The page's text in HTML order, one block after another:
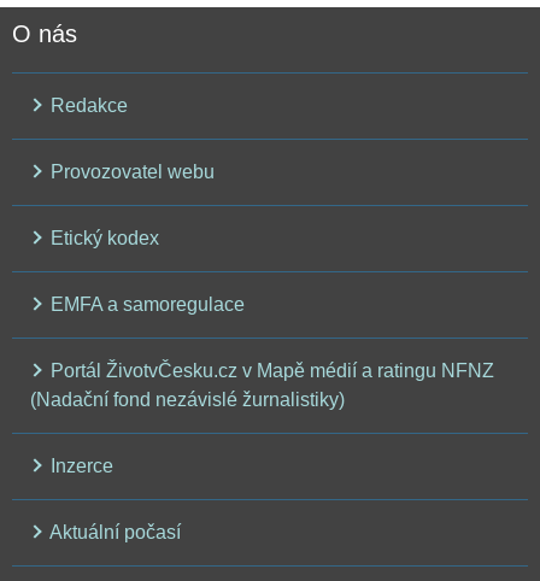
O nás
Redakce
Provozovatel webu
Etický kodex
EMFA a samoregulace
Portál ŽivotvČesku.cz v Mapě médií a ratingu NFNZ
(Nadační fond nezávislé žurnalistiky)
Inzerce
Aktuální počasí